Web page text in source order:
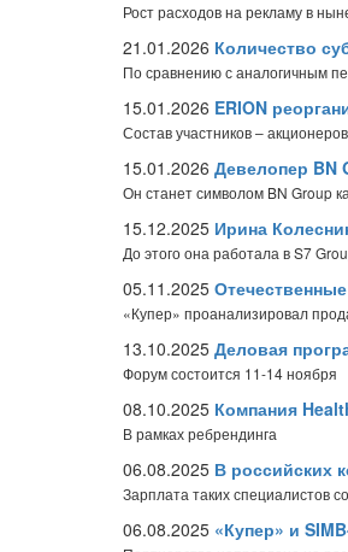
Рост расходов на рекламу в
21.01.2026 Количество
По сравнению с аналогичным
15.01.2026 ERION
Состав участников –
15.01.2026 Девелопер BN
Он станет символом BN Group
15.12.2025 Ирина
До этого она работала в S7
05.11.2025
«Купер» проанализировал
13.10.2025 Деловая
Форум состоится 11-14 ноября
08.10.2025 Компания
В рамках ребрендинга
06.08.2025 В российских
Зарплата таких специалистов
06.08.2025 «Купер» и